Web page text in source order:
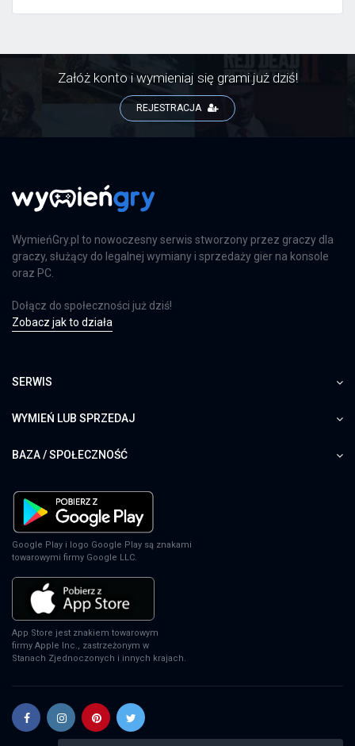
Załóż konto i wymieniaj się grami już dziś!
REJESTRACJA
WymieńGry.pl to nowoczesny serwis stworzony przez graczy dla
graczy, służący do legalnej wymiany i sprzedaży gier na konsole
oraz PC.
Dołącz do społeczności już dziś!
Zobacz jak to działa
SERWIS
WYMIEŃ LUB SPRZEDAJ
BAZA / SPOŁECZNOŚĆ
Google Play i logo Google Play są znakami
towarowymi firmy Google LLC.
App Store jest znakiem towarowym
firmy Apple Inc., zastrzeżonym w
Stanach Zjednoczonych i innych krajach.